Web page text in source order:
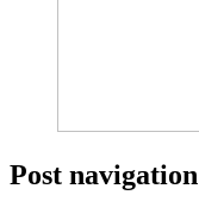
Post navigation